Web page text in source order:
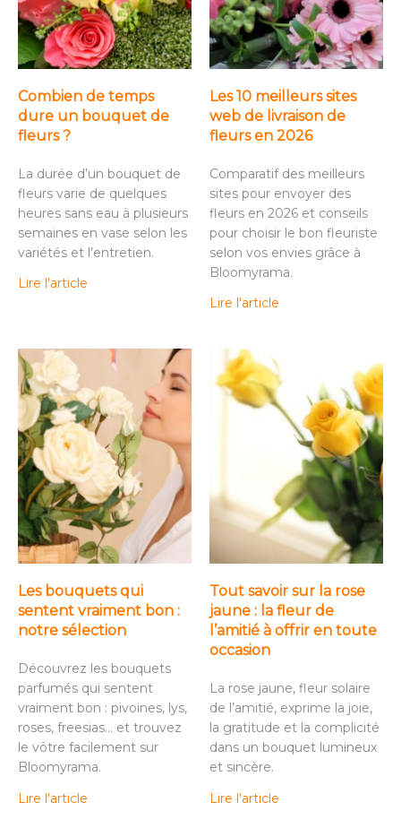
Combien de temps
dure un bouquet de
fleurs ?
La durée d’un bouquet de
fleurs varie de quelques
heures sans eau à plusieurs
semaines en vase selon les
variétés et l’entretien.
Lire l'article
Les 10 meilleurs sites
web de livraison de
fleurs en 2026
Comparatif des meilleurs
sites pour envoyer des
fleurs en 2026 et conseils
pour choisir le bon fleuriste
selon vos envies grâce à
Bloomyrama.
Lire l'article
Les bouquets qui
sentent vraiment bon :
notre sélection
Découvrez les bouquets
parfumés qui sentent
vraiment bon : pivoines, lys,
roses, freesias… et trouvez
le vôtre facilement sur
Bloomyrama.
Lire l'article
Tout savoir sur la rose
jaune : la fleur de
l’amitié à offrir en toute
occasion
La rose jaune, fleur solaire
de l’amitié, exprime la joie,
la gratitude et la complicité
dans un bouquet lumineux
et sincère.
Lire l'article